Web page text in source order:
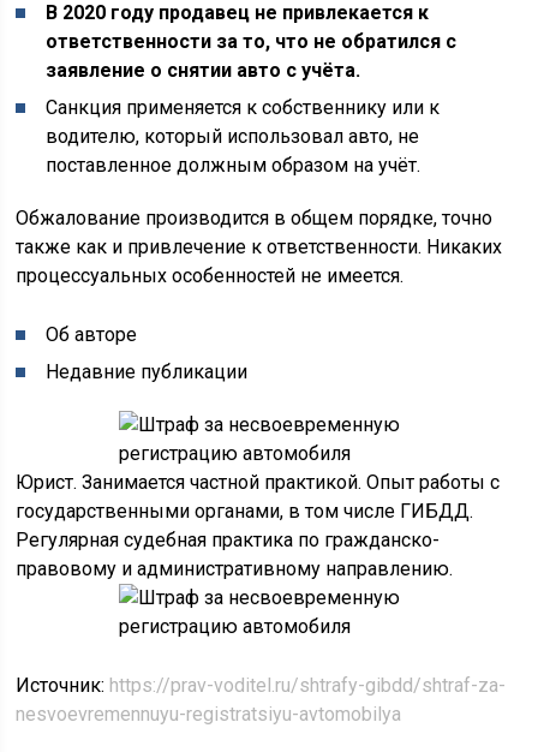
В 2020 году продавец не привлекается к
ответственности за то, что не обратился с
заявление о снятии авто с учёта.
Санкция применяется к собственнику или к
водителю, который использовал авто, не
поставленное должным образом на учёт.
Обжалование производится в общем порядке, точно
также как и привлечение к ответственности. Никаких
процессуальных особенностей не имеется.
Об авторе
Недавние публикации
Юрист. Занимается частной практикой. Опыт работы с
государственными органами, в том числе ГИБДД.
Регулярная судебная практика по гражданско-
правовому и административному направлению.
Источник: https://prav-voditel.ru/shtrafy-gibdd/shtraf-za-
nesvoevremennuyu-registratsiyu-avtomobilya